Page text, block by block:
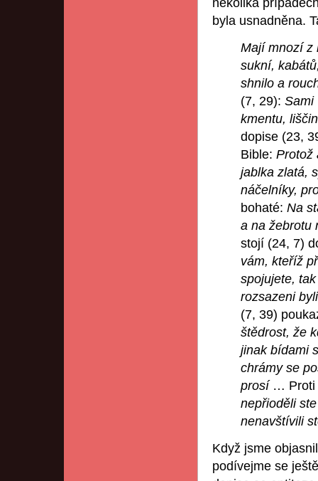
několika
byla usnadněna.
Mají mnozí
sukní,
shnilo a
(7, 29): Sami
kmentu,
dopise (23,
Bible: Protož
jablka zlatá,
náčelníky,
bohaté: Na
a na žebrotu
stojí (24, 7)
vám, kteříž
spojujete,
rozsazeni
(7, 39)
štědrost, že
jinak bídami
chrámy se
prosí … Proti
nepřioděli
nenavštívili
Když jsme
podívejme se